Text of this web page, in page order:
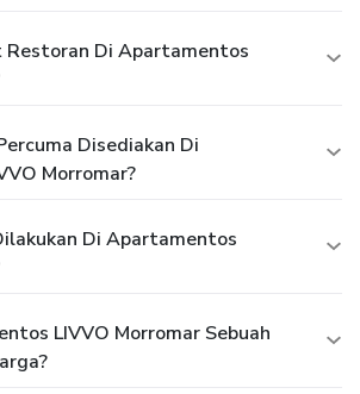
Di Apartamentos
Disediakan Di
Morromar?
Di Apartamentos
LIVVO Morromar Sebuah